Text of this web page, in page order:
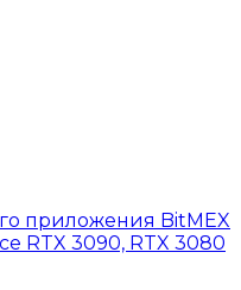
приложения BitMEX
RTX 3090, RTX 3080